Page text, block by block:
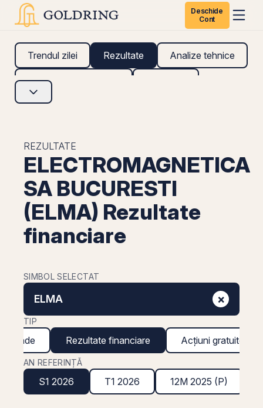
Deschide
Cont
Trendul zilei Rezultate Analize tehnice
Analize fundamentale
REZULTATE
ELECTROMAGNETICA
SA BUCURESTI
(ELMA) Rezultate
financiare
SIMBOL SELECTAT
ELMA ×
TIP
Rezultate financiare Acțiuni gratuite
AN REFERINȚĂ
S1 2026 T1 2026 12M 2025 (P)